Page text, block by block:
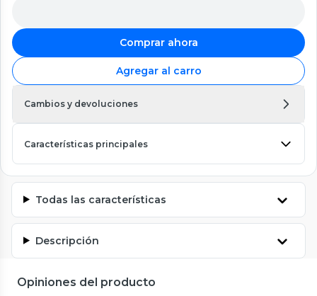
Comprar ahora
Agregar al carro
Cambios y devoluciones
Características principales
Todas las características
Descripción
Opiniones del producto